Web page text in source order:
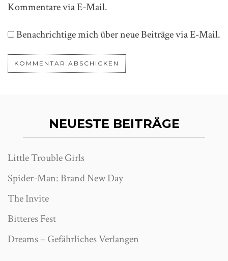
Kommentare via E-Mail.
Benachrichtige mich über neue Beiträge via E-Mail.
NEUESTE BEITRÄGE
Little Trouble Girls
Spider-Man: Brand New Day
The Invite
Bitteres Fest
Dreams – Gefährliches Verlangen